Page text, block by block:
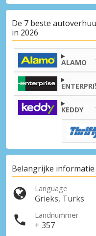
De 7 beste
in 2026
ALAMO
KEDDY
Belangrijke informatie
Language
Grieks, Turks
Landnummer
+ 357